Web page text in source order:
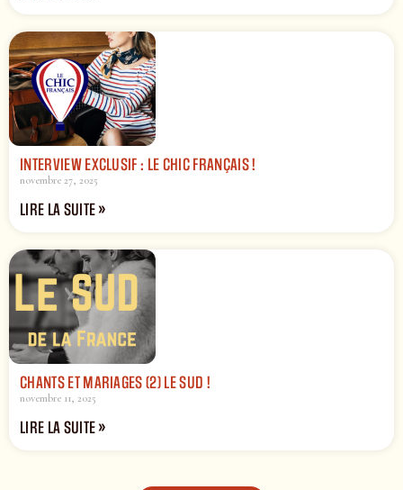
INTERVIEW EXCLUSIF : LE CHIC FRANÇAIS !
novembre 27, 2025
LIRE LA SUITE »
CHANTS ET MARIAGES (2) LE SUD !
novembre 11, 2025
LIRE LA SUITE »